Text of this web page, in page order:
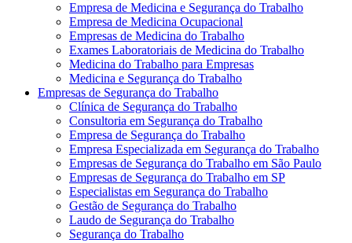
Empresa de Medicina e Segurança do Trabalho
Empresa de Medicina Ocupacional
Empresas de Medicina do Trabalho
Exames Laboratoriais de Medicina do Trabalho
Medicina do Trabalho para Empresas
Medicina e Segurança do Trabalho
Empresas de Segurança do Trabalho
Clínica de Segurança do Trabalho
Consultoria em Segurança do Trabalho
Empresa de Segurança do Trabalho
Empresa Especializada em Segurança do Trabalho
Empresas de Segurança do Trabalho em São Paulo
Empresas de Segurança do Trabalho em SP
Especialistas em Segurança do Trabalho
Gestão de Segurança do Trabalho
Laudo de Segurança do Trabalho
Segurança do Trabalho